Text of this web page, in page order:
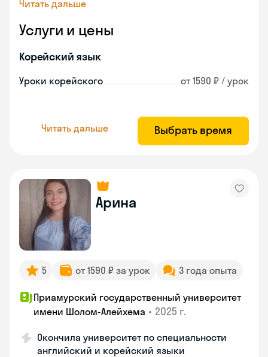
Читать дальше
Услуги и цены
Корейский язык
Уроки корейского от 1590 ₽ / урок
Читать дальше Выбрать время
Арина
5 от 1590 ₽ за урок 3 года опыта
Приамурский государственный университет
имени Шолом-Алейхема • 2025 г.
Окончила университет по специальности
английский и корейский языки